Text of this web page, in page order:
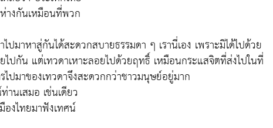
างกันเหมือนที่พวก
ปมาหาสู่กันได้สะดวกสบายธรรมดา ๆ เรานี่เอง เพราะมิได้ไปด้วย
ปกัน แต่เทวดาเหาะลอยไปด้วยฤทธิ์ เหมือนกระแสจิตที่ส่งไปในที่
ปมาของเทวดาจึงสะดวกกว่าชาวมนุษย์อยู่มาก
านเสมอ เช่นเดียว
องไทยมาฟังเทศน์